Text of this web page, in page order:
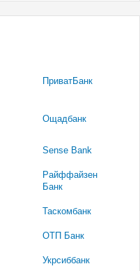
ПриватБанк
Ощадбанк
Sense Bank
Райффайзен
Банк
Таскомбанк
ОТП Банк
Укрсиббанк